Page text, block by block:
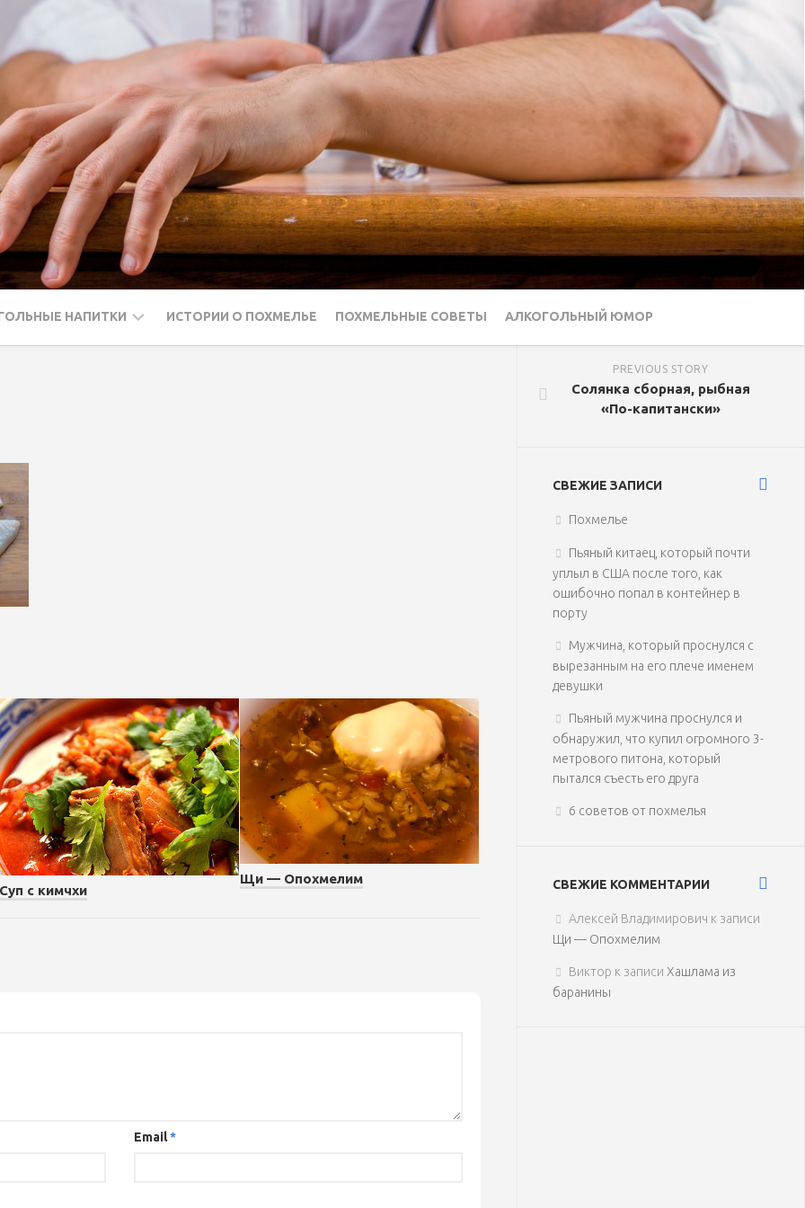
НАПИТКИ ИСТОРИИ О ПОХМЕЛЬЕ ПОХМЕЛЬНЫЕ СОВЕТЫ АЛКОГОЛЬНЫЙ ЮМОР
Суп с кимчхи
Щи — Опохмелим
Email*
PREVIOUS STORY
Солянка сборная, рыбная
«По-капитански»
СВЕЖИЕ ЗАПИСИ
Похмелье
Пьяный китаец, который почти
уплыл в США после того, как
ошибочно попал в контейнер в
порту
Мужчина, который проснулся с
вырезанным на его плече именем
девушки
Пьяный мужчина проснулся и
обнаружил, что купил огромного 3-
метрового питона, который
пытался съесть его друга
6 советов от похмелья
СВЕЖИЕ КОММЕНТАРИИ
Алексей Владимирович к записи
Щи — Опохмелим
Виктор к записи Хашлама из
баранины